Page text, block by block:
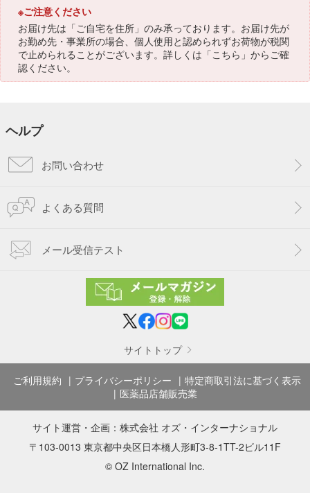
※ご注意ください
お届け先は「ご自宅を住所」のみ承っております。お届け先が
お勤め先・事業所の場合、個人使用と認められずお荷物が税関
で止められることがございます。詳しくは「こちら 」からご確
認ください。
ヘルプ
お問い合わせ
よくある質問
メール受信テスト
サイトトップ
ご利用規約 プライバシーポリシー
特定商取引法に基づく表示
医薬品店舗販売業
サイト運営・企画： 株式会社 オズ・インターナショナル
〒103-0013 東京都中央区日本橋人形町3-8-1TT-2ビル11F
© OZ International Inc.